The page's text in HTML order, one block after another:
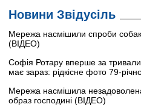
Новини Звідусіль
Мережа насмішили спроби
(ВІДЕО)
Софія Ротару вперше за
має зараз: рідкісне фото 79-
Мережа насмішила
образ господині (ВІДЕО)